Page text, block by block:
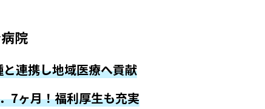
院
連携し地域医療へ貢献
7ヶ月！福利厚生も充実